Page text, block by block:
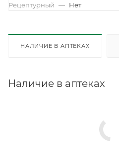
Рецептурный — Нет
НАЛИЧИЕ В АПТЕКАХ
Наличие в аптеках